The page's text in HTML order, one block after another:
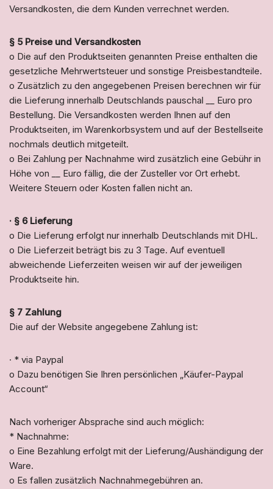
Versandkosten, die dem Kunden verrechnet werden.
§ 5 Preise und Versandkosten
o Die auf den Produktseiten genannten Preise enthalten die
gesetzliche Mehrwertsteuer und sonstige Preisbestandteile.
o Zusätzlich zu den angegebenen Preisen berechnen wir für
die Lieferung innerhalb Deutschlands pauschal
Euro pro
Bestellung. Die Versandkosten werden Ihnen auf den
Produktseiten, im Warenkorbsystem und auf der Bestellseite
nochmals deutlich mitgeteilt.
o Bei Zahlung per Nachnahme wird zusätzlich eine Gebühr in
Höhe von
Euro fällig, die der Zusteller vor Ort erhebt.
Weitere Steuern oder Kosten fallen nicht an.
· § 6 Lieferung
o Die Lieferung erfolgt nur innerhalb Deutschlands mit DHL.
o Die Lieferzeit beträgt bis zu 3 Tage. Auf eventuell
abweichende Lieferzeiten weisen wir auf der jeweiligen
Produktseite hin.
§ 7 Zahlung
Die auf der Website angegebene Zahlung ist:
· * via Paypal
o Dazu benötigen Sie Ihren persönlichen „Käufer-Paypal
Account“
Nach vorheriger Absprache sind auch möglich:
* Nachnahme:
o Eine Bezahlung erfolgt mit der Lieferung/Aushändigung der
Ware.
o Es fallen zusätzlich Nachnahmegebühren an.